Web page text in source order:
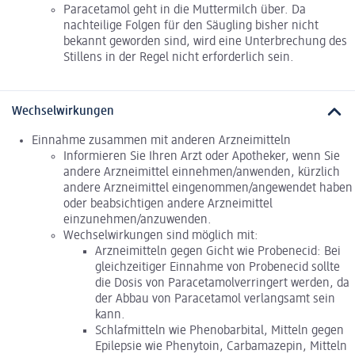
Paracetamol geht in die Muttermilch über. Da
nachteilige Folgen für den Säugling bisher nicht
bekannt geworden sind, wird eine Unterbrechung des
Stillens in der Regel nicht erforderlich sein.
Wechselwirkungen
Einnahme zusammen mit anderen Arzneimitteln
Informieren Sie Ihren Arzt oder Apotheker, wenn Sie
andere Arzneimittel einnehmen/anwenden, kürzlich
andere Arzneimittel eingenommen/angewendet haben
oder beabsichtigen andere Arzneimittel
einzunehmen/anzuwenden.
Wechselwirkungen sind möglich mit:
Arzneimitteln gegen Gicht wie Probenecid: Bei
gleichzeitiger Einnahme von Probenecid sollte
die Dosis von Paracetamolverringert werden, da
der Abbau von Paracetamol verlangsamt sein
kann.
Schlafmitteln wie Phenobarbital, Mitteln gegen
Epilepsie wie Phenytoin, Carbamazepin, Mitteln